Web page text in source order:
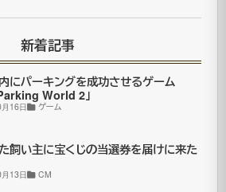
新着記事
にパーキングを成功させるゲーム
World 2」
16日 ゲーム
飼い主に宝くじの当選券を届けに来た
13日 CM